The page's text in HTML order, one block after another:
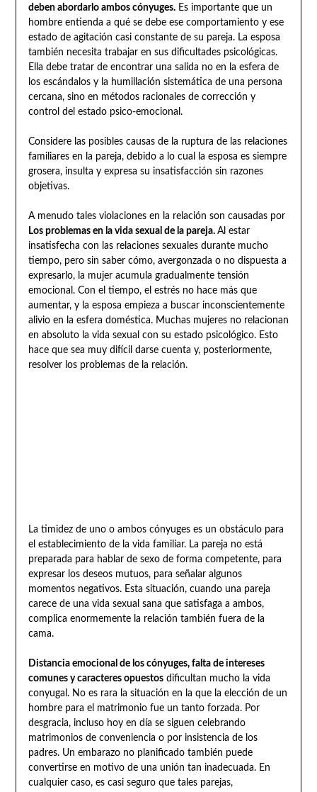
deben abordarlo ambos cónyuges.Es importante que un
hombre entienda a qué se debe ese comportamiento y ese
estado de agitación casi constante de su pareja. La esposa
también necesita trabajar en sus dificultades psicológicas.
Ella debe tratar de encontrar una salida no en la esfera de
los escándalos y la humillación sistemática de una persona
cercana, sino en métodos racionales de corrección y
control del estado psico-emocional.
Considere las posibles causas de la ruptura de las relaciones
familiares en la pareja, debido a lo cual la esposa es siempre
grosera, insulta y expresa su insatisfacción sin razones
objetivas.
A menudo tales violaciones en la relación son causadas por
Los problemas en la vida sexual de la pareja. Al estar
insatisfecha con las relaciones sexuales durante mucho
tiempo, pero sin saber cómo, avergonzada o no dispuesta a
expresarlo, la mujer acumula gradualmente tensión
emocional. Con el tiempo, el estrés no hace más que
aumentar, y la esposa empieza a buscar inconscientemente
alivio en la esfera doméstica. Muchas mujeres no relacionan
en absoluto la vida sexual con su estado psicológico. Esto
hace que sea muy difícil darse cuenta y, posteriormente,
resolver los problemas de la relación.
La timidez de uno o ambos cónyuges es un obstáculo para
el establecimiento de la vida familiar. La pareja no está
preparada para hablar de sexo de forma competente, para
expresar los deseos mutuos, para señalar algunos
momentos negativos. Esta situación, cuando una pareja
carece de una vida sexual sana que satisfaga a ambos,
complica enormemente la relación también fuera de la
cama.
Distancia emocional de los cónyuges, falta de intereses
comunes y caracteres opuestosdificultan mucho la vida
conyugal. No es rara la situación en la que la elección de un
hombre para el matrimonio fue un tanto forzada. Por
desgracia, incluso hoy en día se siguen celebrando
matrimonios de conveniencia o por insistencia de los
padres. Un embarazo no planificado también puede
convertirse en motivo de una unión tan inadecuada. En
cualquier caso, es casi seguro que tales parejas,